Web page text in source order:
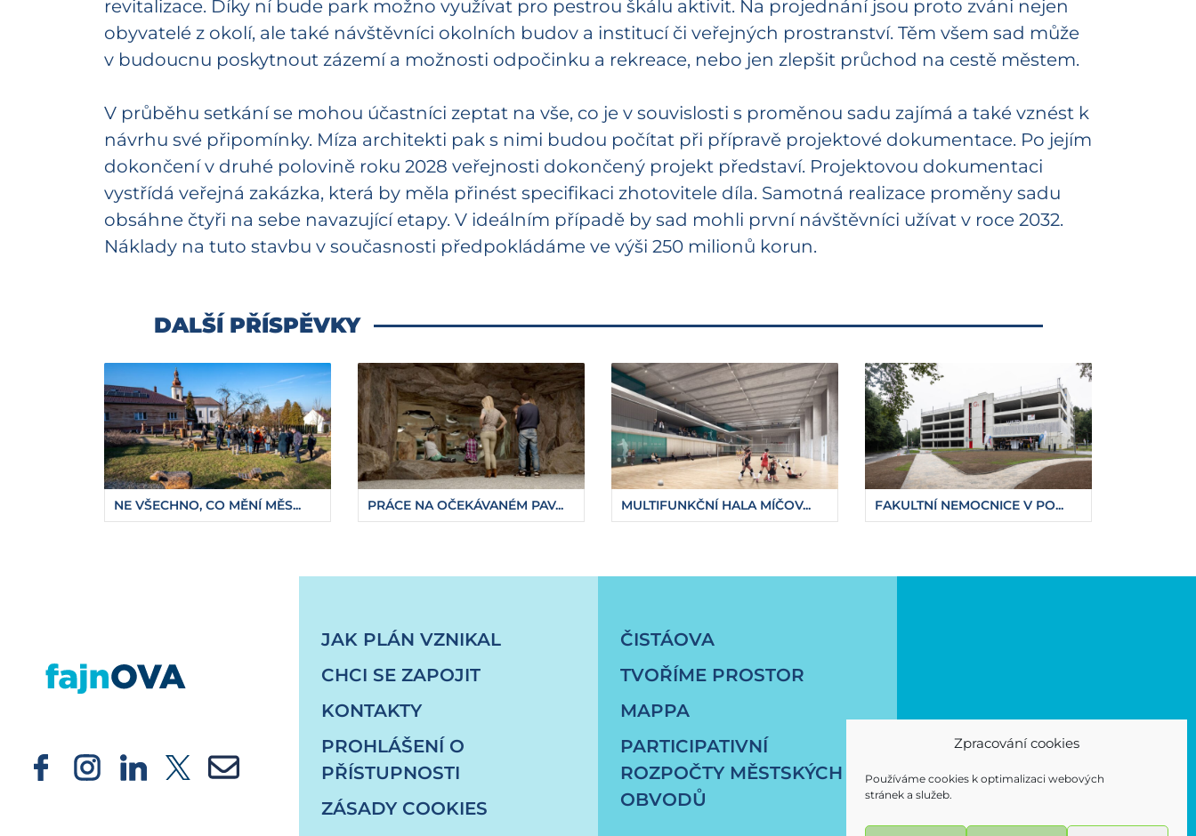
Zpracování cookies
Používáme cookies k optimalizaci webových
stránek a služeb.
revitalizace. Díky ní bude park možno využívat pro pestrou škálu aktivit. Na projednání jsou proto zváni nejen
obyvatelé z okolí, ale také návštěvníci okolních budov a institucí či veřejných prostranství. Těm všem sad může
v budoucnu poskytnout zázemí a možnosti odpočinku a rekreace, nebo jen zlepšit průchod na cestě městem.
V průběhu setkání se mohou účastníci zeptat na vše, co je v souvislosti s proměnou sadu zajímá a také vznést k
návrhu své připomínky. Míza architekti pak s nimi budou počítat při přípravě projektové dokumentace. Po jejím
dokončení v druhé polovině roku 2028 veřejnosti dokončený projekt představí. Projektovou dokumentaci
vystřídá veřejná zakázka, která by měla přinést specifikaci zhotovitele díla. Samotná realizace proměny sadu
obsáhne čtyři na sebe navazující etapy. V ideálním případě by sad mohli první návštěvníci užívat v roce 2032.
Náklady na tuto stavbu v současnosti předpokládáme ve výši 250 milionů korun.
DALŠÍ PŘÍSPĚVKY
NE VŠECHNO, CO MĚNÍ MĚS... PRÁCE NA OČEKÁVANÉM PAV... MULTIFUNKČNÍ HALA MÍČOV... FAKULTNÍ NEMOCNICE V PO...
JAK PLÁN VZNIKAL
CHCI SE ZAPOJIT
KONTAKTY
PROHLÁŠENÍ O
PŘÍSTUPNOSTI
ZÁSADY COOKIES
ČISTÁOVA
TVOŘÍME PROSTOR
MAPPA
PARTICIPATIVNÍ
ROZPOČTY MĚSTSKÝCH
OBVODŮ